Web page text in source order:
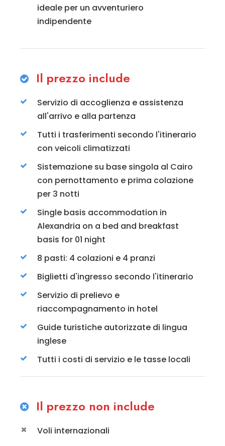
ideale per un avventuriero
indipendente
Il prezzo include
Servizio di accoglienza e assistenza
all'arrivo e alla partenza
Tutti i trasferimenti secondo l'itinerario
con veicoli climatizzati
Sistemazione su base singola al Cairo
con pernottamento e prima colazione
per 3 notti
Single basis accommodation in
Alexandria on a bed and breakfast
basis for 01 night
8 pasti: 4 colazioni e 4 pranzi
Biglietti d'ingresso secondo l'itinerario
Servizio di prelievo e
riaccompagnamento in hotel
Guide turistiche autorizzate di lingua
inglese
Tutti i costi di servizio e le tasse locali
Il prezzo non include
Voli internazionali